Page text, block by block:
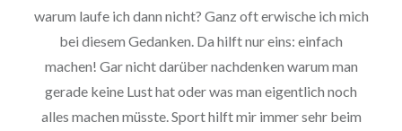
warum laufe ich dann nicht? Ganz oft erwische ich mich
bei diesem Gedanken. Da hilft nur eins: einfach
machen! Gar nicht darüber nachdenken warum man
gerade keine Lust hat oder was man eigentlich noch
alles machen müsste. Sport hilft mir immer sehr beim